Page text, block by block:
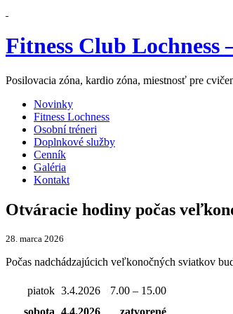
Fitness Club Lochness
Posilovacia zóna, kardio zóna, miestnosť pre
Novinky
Fitness Lochness
Osobní tréneri
Doplnkové služby
Cenník
Galéria
Kontakt
Otváracie hodiny počas
28. marca 2026
Počas nadchádzajúcich veľkonočných sviatkov
piatok 3.4.2026
7.00 – 15.00
sobota 4.4.2026
zatvorené